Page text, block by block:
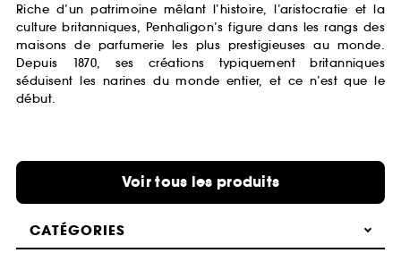
Riche d’un patrimoine mêlant l’histoire, l’aristocratie et la
culture britanniques, Penhaligon’s figure dans les rangs des
maisons de parfumerie les plus prestigieuses au monde.
Depuis 1870, ses créations typiquement britanniques
séduisent les narines du monde entier, et ce n’est que le
début.
Voir tous les produits
CATÉGORIES